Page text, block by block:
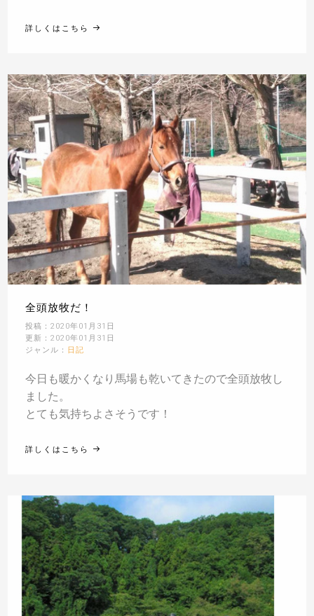
詳しくはこちら
全頭放牧だ！
投稿：2020年01月31日
更新：2020年01月31日
ジャンル： 日記
今日も暖かくなり馬場も乾いてきたので全頭放牧し
ました。
とても気持ちよさそうです！
詳しくはこちら